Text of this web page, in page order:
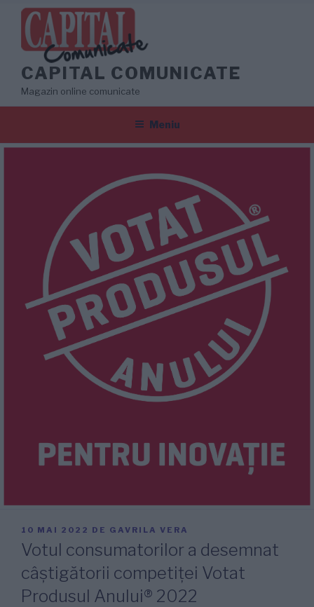
conținut
CAPITAL COMUNICATE
Magazin online comunicate
Meniu
PUBLICAT
PE
10 MAI 2022 DE GAVRILA VERA
Votul consumatorilor a desemnat
câştigătorii competiţei Votat
Produsul Anului® 2022